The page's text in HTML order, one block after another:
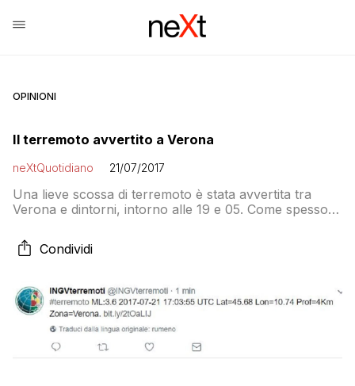
OPINIONI
Il terremoto avvertito a Verona
neXtQuotidiano 21/07/2017
Una lieve scossa di terremoto è stata avvertita tra
Verona e dintorni, intorno alle 19 e 05. Come spesso
segnalazioni sono molte e si parla comunque di una
piccola scossa. Segnalazioni anche a Villafranca in
Zeno di Montagna, […]
Condividi